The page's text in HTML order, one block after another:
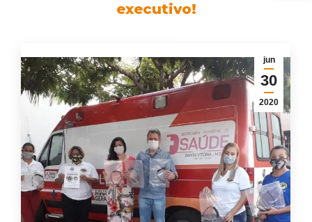
executivo!
jun
30
2020